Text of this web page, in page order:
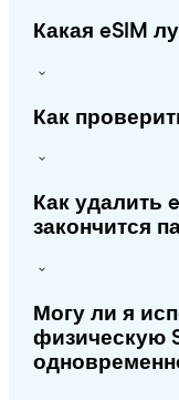
Какая eSIM
Как
Как удалить
закончится
Могу ли я
физическую